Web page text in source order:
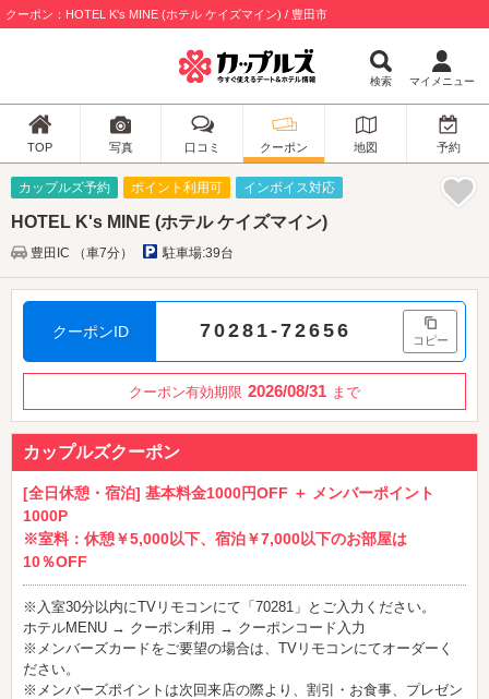
クーポン：HOTEL K's MINE (ホテル ケイズマイン) / 豊田市
検索 マイメニュー
TOP 写真 口コミ クーポン 地図 予約
カップルズ予約 ポイント利用可 インボイス対応
HOTEL K's MINE (ホテル ケイズマイン)
豊田IC （車7分） 駐車場:39台
クーポンID 70281-72656 コピー
クーポン有効期限 2026/08/31 まで
カップルズクーポン
[全日休憩・宿泊] 基本料金1000円OFF ＋ メンバーポイント
1000P
※室料：休憩￥5,000以下、宿泊￥7,000以下のお部屋は
10％OFF
※入室30分以内にTVリモコンにて「70281」とご入力ください。
ホテルMENU → クーポン利用 → クーポンコード入力
※メンバーズカードをご要望の場合は、TVリモコンにてオーダーく
ださい。
※メンバーズポイントは次回来店の際より、割引・お食事、プレゼン